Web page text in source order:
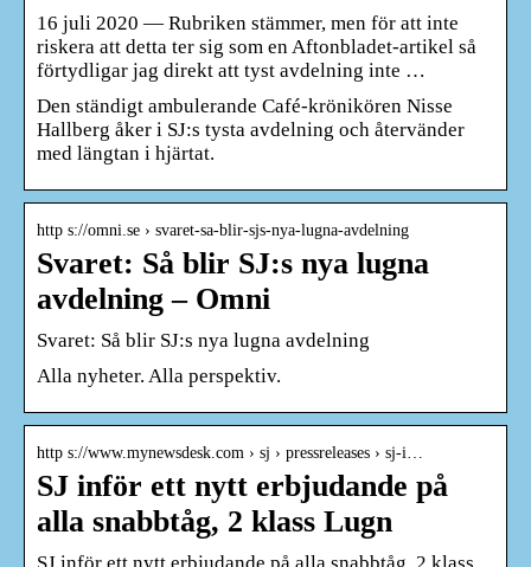
16 juli 2020 — Rubriken stämmer, men för att inte
riskera att detta ter sig som en Aftonbladet-artikel så
förtydligar jag direkt att tyst avdelning inte …
Den ständigt ambulerande Café-krönikören Nisse
Hallberg åker i SJ:s tysta avdelning och återvänder
med längtan i hjärtat.
http s://omni.se › svaret-sa-blir-sjs-nya-lugna-avdelning
Svaret: Så blir SJ:s nya lugna
avdelning – Omni
Svaret: Så blir SJ:s nya lugna avdelning
Alla nyheter. Alla perspektiv.
http s://www.mynewsdesk.com › sj › pressreleases › sj-i…
SJ inför ett nytt erbjudande på
alla snabbtåg, 2 klass Lugn
SJ inför ett nytt erbjudande på alla snabbtåg, 2 klass